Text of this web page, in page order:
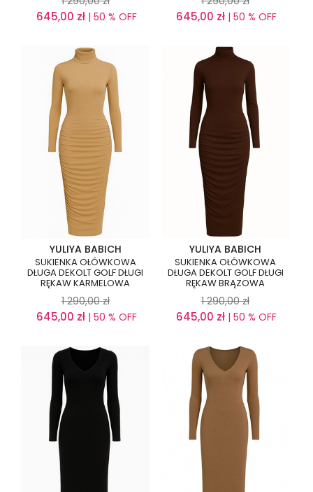
645,00 zł| 50 % OFF 645,00 zł | 50 % OFF
YULIYA BABICH
SUKIENKA OŁÓWKOWA
DŁUGA DEKOLT GOLF DŁUGI
RĘKAW KARMELOWA
1 290,00 zł
645,00 zł| 50 % OFF
YULIYA BABICH
SUKIENKA OŁÓWKOWA
DŁUGA DEKOLT GOLF DŁUGI
RĘKAW BRĄZOWA
1 290,00 zł
645,00 zł | 50 % OFF